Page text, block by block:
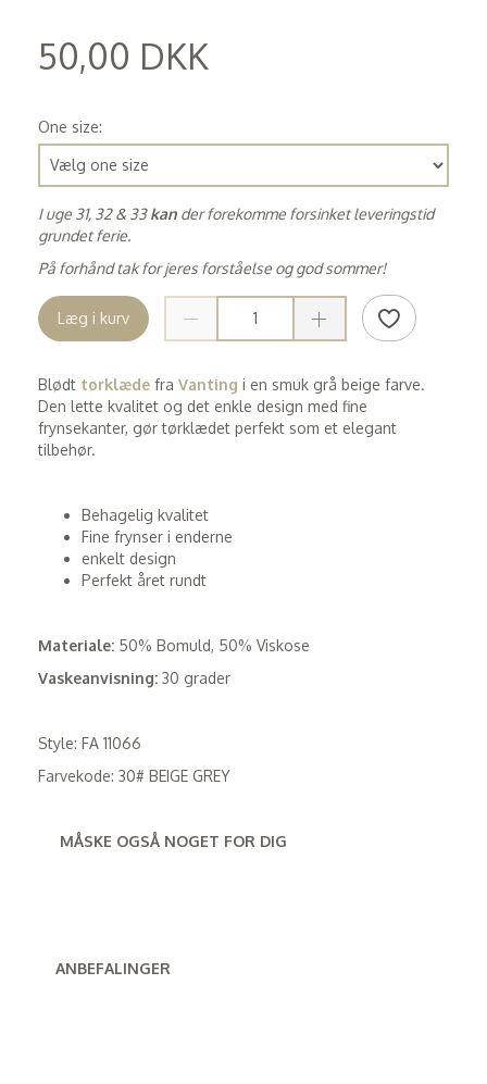
50,00 DKK
One size:
I uge 31, 32 & 33kan der forekomme forsinket leveringstid
grundet ferie.
På forhånd tak for jeres forståelse og god sommer!
Læg i kurv
Blødt tørklæde fra Vanting i en smuk grå beige farve.
Den lette kvalitet og det enkle design med fine
frynsekanter, gør tørklædet perfekt som et elegant
tilbehør.
Behagelig kvalitet
Fine frynser i enderne
enkelt design
Perfekt året rundt
Materiale: 50% Bomuld, 50% Viskose
Vaskeanvisning: 30 grader
Style: FA 11066
Farvekode: 30# BEIGE GREY
MÅSKE OGSÅ NOGET FOR DIG
ANBEFALINGER